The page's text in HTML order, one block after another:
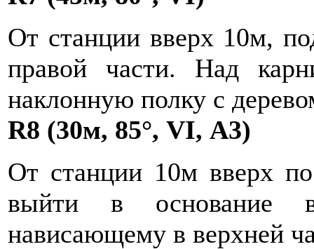
От станции вверх 10м,
правой части. Над
наклонную полку с
R8 (30м, 85°, VI, А3)
От станции 10м вверх
выйти в основание
нависающему в верхней